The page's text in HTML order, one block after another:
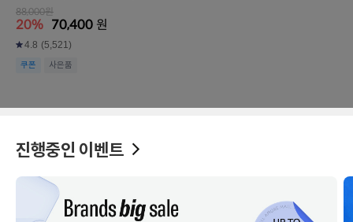
88,000원
20% 70,400 원
4.8 (5,521)
쿠폰 사은품
진행중인 이벤트